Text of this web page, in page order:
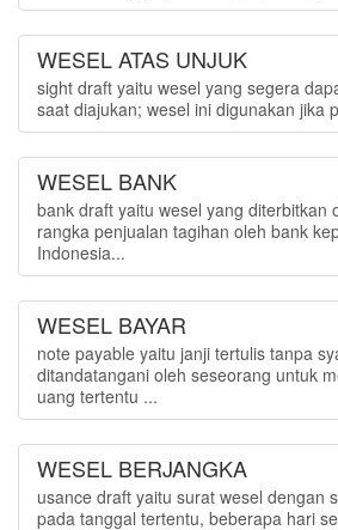
WESEL ATAS UNJUK
sight draft yaitu wesel yang segera
saat diajukan; wesel ini digunakan jika
WESEL BANK
bank draft yaitu wesel yang diterbitkan
rangka penjualan tagihan oleh bank
Indonesia...
WESEL BAYAR
note payable yaitu janji tertulis tanpa
ditandatangani oleh seseorang untuk
uang tertentu ...
WESEL BERJANGKA
usance draft yaitu surat wesel dengan
pada tanggal tertentu, beberapa hari